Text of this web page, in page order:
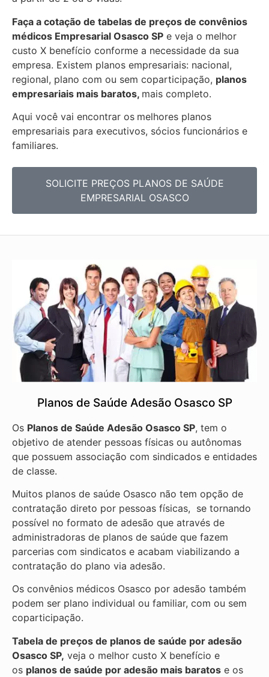
Faça a cotação de tabelas de preços de convênios
médicos Empresarial Osasco SP e veja o melhor
custo X benefício conforme a necessidade da sua
empresa. Existem planos empresariais: nacional,
regional, plano com ou sem coparticipação, planos
empresariais mais baratos, mais completo.
Aqui você vai encontrar os melhores planos
empresariais para executivos, sócios funcionários e
familiares.
SOLICITE PREÇOS PLANOS DE SAÚDE
EMPRESARIAL OSASCO
Planos de Saúde Adesão Osasco SP
Os Planos de Saúde Adesão Osasco SP, tem o
objetivo de atender pessoas físicas ou autônomas
que possuem associação com sindicados e entidades
de classe.
Muitos planos de saúde Osasco não tem opção de
contratação direto por pessoas físicas, se tornando
possível no formato de adesão que através de
administradoras de planos de saúde que fazem
parcerias com sindicatos e acabam viabilizando a
contratação do plano via adesão.
Os convênios médicos Osasco por adesão também
podem ser plano individual ou familiar, com ou sem
coparticipação.
Tabela de preços de planos de saúde por adesão
Osasco SP, veja o melhor custo X benefício e
os planos de saúde por adesão mais baratos e os